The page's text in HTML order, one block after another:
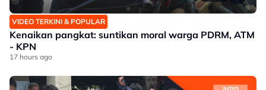
VIDEO TERKINI & POPULAR
Kenaikan pangkat: suntikan moral warga PDRM, ATM
- KPN
17 hours ago